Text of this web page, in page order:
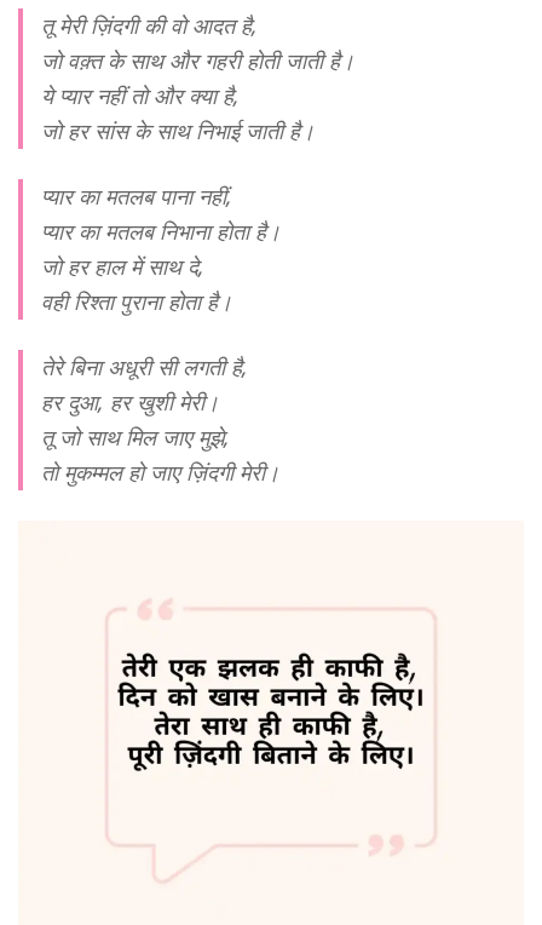
तू मेरी ज़िंदगी की वो आदत है,
जो वक़्त के साथ और गहरी होती जाती है।
ये प्यार नहीं तो और क्या है,
जो हर सांस के साथ निभाई जाती है।
प्यार का मतलब पाना नहीं,
प्यार का मतलब निभाना होता है।
जो हर हाल में साथ दे,
वही रिश्ता पुराना होता है।
तेरे बिना अधूरी सी लगती है,
हर दुआ, हर खुशी मेरी।
तू जो साथ मिल जाए मुझे,
तो मुकम्मल हो जाए ज़िंदगी मेरी।